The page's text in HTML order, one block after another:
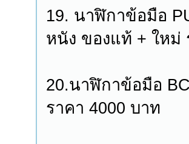
19. นาฬิกาข้อมือ
หนัง ของแท้ + ใหม่
20.นาฬิกาข้อมือ
ราคา 4000 บาท